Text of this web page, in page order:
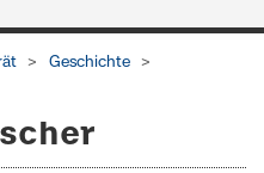
Geschichte